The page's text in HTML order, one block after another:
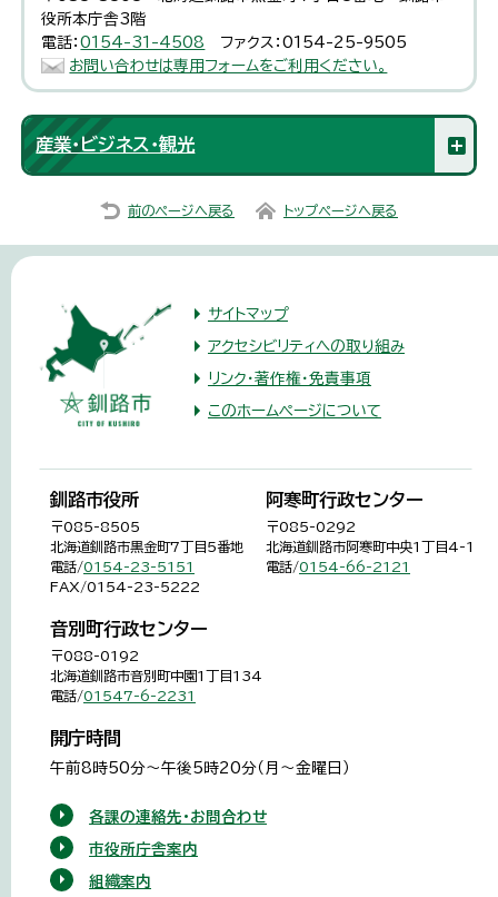
役所本庁舎3階
電話：0154-31-4508
ファクス：0154-25-9505
お問い合わせは専用フォームをご利用ください。
産業・ビジネス・観光
前のページへ戻る トップページへ戻る
サイトマップ
アクセシビリティへの取り組み
リンク・著作権・免責事項
このホームページについて
釧路市役所
〒085-8505
北海道釧路市黒金町7丁目5番地
電話/0154-23-5151
FAX/0154-23-5222
阿寒町行政センター
〒085-0292
北海道釧路市阿寒町中央1丁目4-1
電話/0154-66-2121
音別町行政センター
〒088-0192
北海道釧路市音別町中園1丁目134
電話/01547-6-2231
開庁時間
午前8時50分～午後5時20分（月～金曜日）
各課の連絡先・お問合わせ
市役所庁舎案内
組織案内